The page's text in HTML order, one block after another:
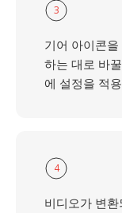
3
기어 아이콘
하는 대로 바
에 설정을 적
4
비디오가 변